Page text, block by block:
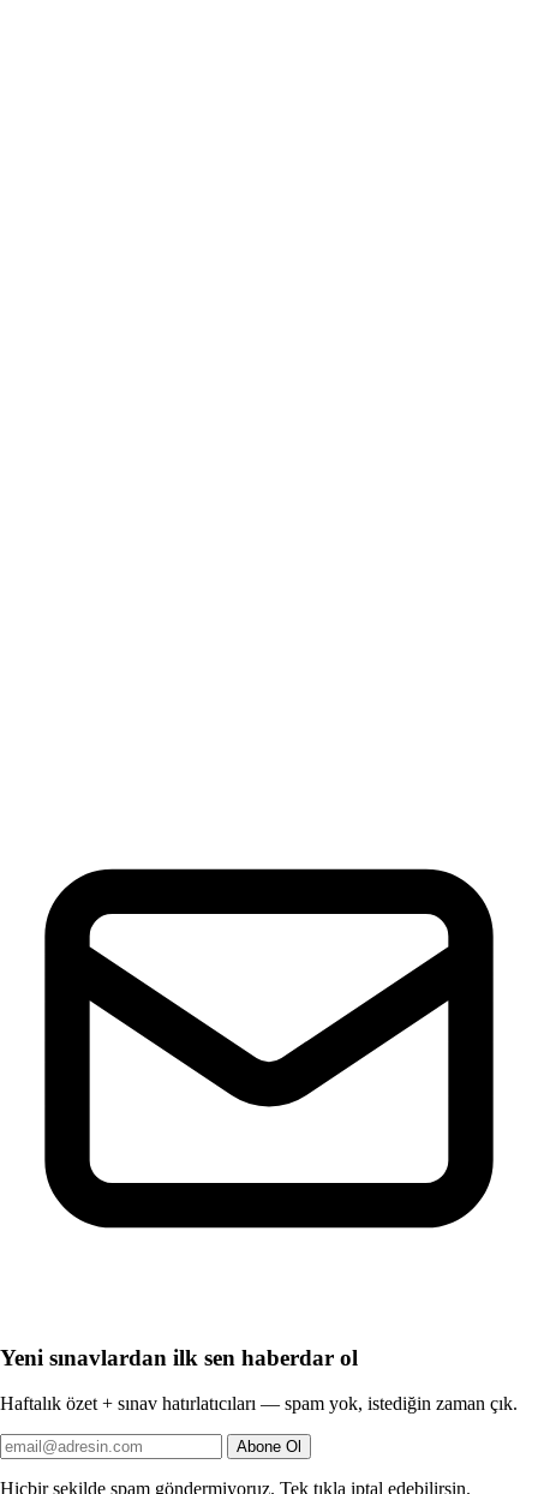
Yeni sınavlardan ilk sen haberdar ol
Haftalık özet + sınav hatırlatıcıları — spam yok, istediğin zaman çık.
Abone Ol
Hiçbir şekilde spam göndermiyoruz. Tek tıkla iptal edebilirsin.